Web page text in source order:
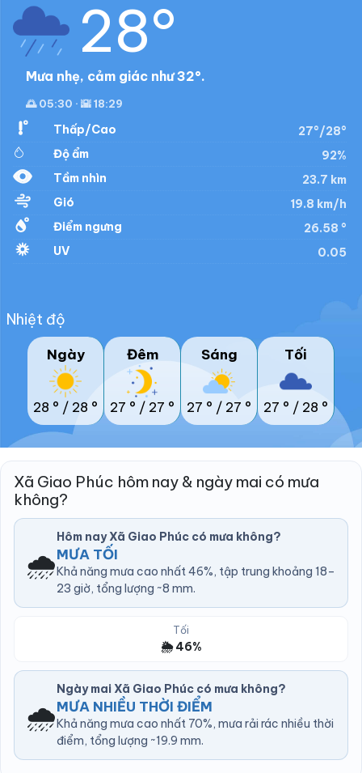
28°
Mưa nhẹ, cảm giác như 32°.
🌅 05:30 · 🌇 18:29
Thấp/Cao
27°/28°
Độ ẩm
92%
Tầm nhìn
23.7 km
Gió
19.8 km/h
Điểm ngưng
26.58 °
UV
0.05
Nhiệt độ
Ngày
28 ° / 28 °
Đêm
27 ° / 27 °
Sáng
27 ° / 27 °
Tối
27 ° / 28 °
Xã Giao Phúc hôm nay & ngày mai có mưa
không?
🌧️
Hôm nay Xã Giao Phúc có mưa không?
MƯA TỐI
Khả năng mưa cao nhất 46%, tập trung khoảng 18–
23 giờ, tổng lượng ~8 mm.
Tối
🌦️ 46%
🌧️
Ngày mai Xã Giao Phúc có mưa không?
MƯA NHIỀU THỜI ĐIỂM
Khả năng mưa cao nhất 70%, mưa rải rác nhiều thời
điểm, tổng lượng ~19.9 mm.